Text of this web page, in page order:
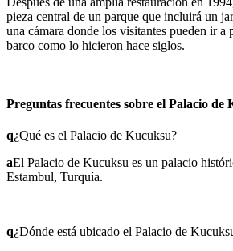
pieza central de un parque que incluirá un
una cámara donde los visitantes pueden ir a
barco como lo hicieron hace siglos.
Preguntas frecuentes sobre el Palacio de
q¿Qué es el Palacio de Kucuksu?
aEl Palacio de Kucuksu es un palacio
Estambul, Turquía.
q¿Dónde está ubicado el Palacio de